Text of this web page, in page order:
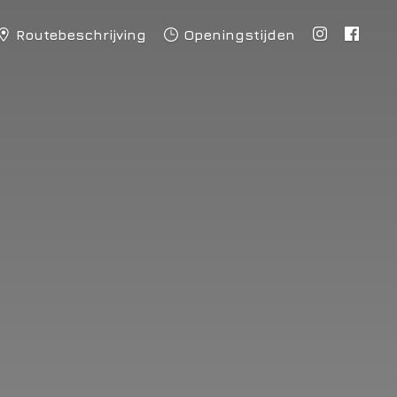
Routebeschrijving Openingstijden